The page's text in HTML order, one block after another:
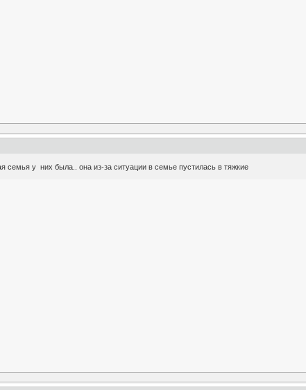
семья у них была.. она из-за ситуации в семье пустилась в тяжкие